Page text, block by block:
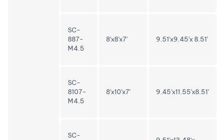
SC-
887-
M4.5
8'x8'x7' 9.51'x9.45'x 8.51'
SC-
8107-
M4.5
8'x10'x7' 9.45'x11.55'x8.51'
SC-